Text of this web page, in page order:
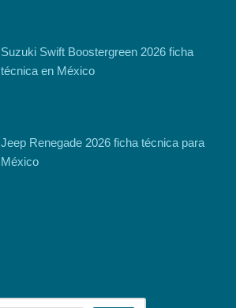
Suzuki Swift Boostergreen 2026 ficha
técnica en México
Jeep Renegade 2026 ficha técnica para
México